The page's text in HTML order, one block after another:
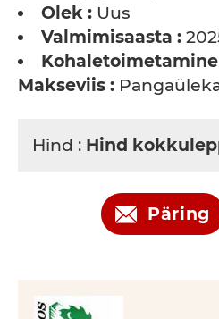
Olek : Uus
Valmimisaasta :
Makseviis :
Hind : Hind
Päring